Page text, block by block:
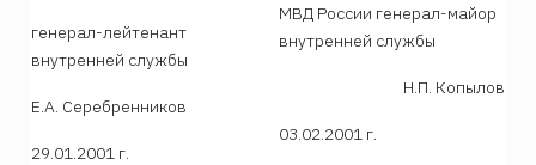
генерал-лейтенант
внутренней службы
Е.А. Серебренников
29.01.2001 г.
МВД России генерал-майор
внутренней службы
Н.П. Копылов
03.02.2001 г.